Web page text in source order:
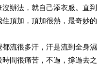
辦法，就自己添衣服。直到
頂加，頂加很熱，最奇妙的
流很多汗，汗是流到全身濕
間很痛苦，不過，撐過去之